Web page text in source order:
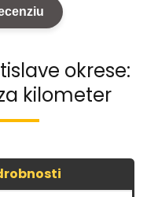
okrese:
kilometer